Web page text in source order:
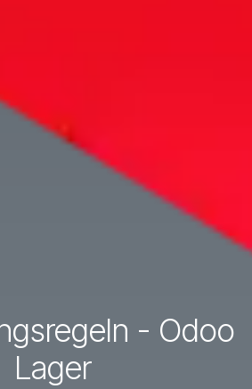
- Odoo
Lager